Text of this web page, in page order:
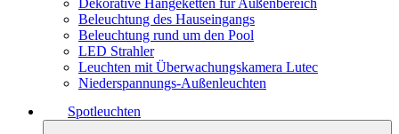
Dekorative Hängeketten für Außenbereich
Beleuchtung des Hauseingangs
Beleuchtung rund um den Pool
LED Strahler
Leuchten mit Überwachungskamera Lutec
Niederspannungs-Außenleuchten
Spotleuchten